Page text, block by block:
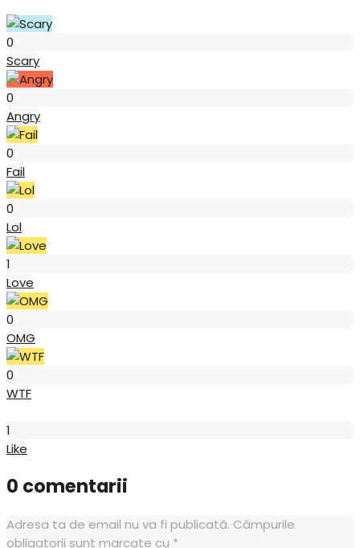
0
Scary
0
Angry
0
Fail
0
Lol
1
Love
0
OMG
0
WTF
1
Like
0 comentarii
Adresa ta de email nu va fi publicată. Câmpurile
obligatorii sunt marcate cu *